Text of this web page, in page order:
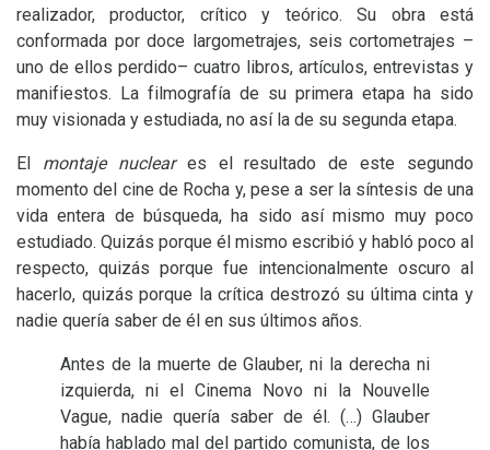
realizador, productor, crítico y teórico. Su obra está
conformada por doce largometrajes, seis cortometrajes –
uno de ellos perdido– cuatro libros, artículos, entrevistas y
manifiestos. La filmografía de su primera etapa ha sido
muy visionada y estudiada, no así la de su segunda etapa.
El montaje nuclear es el resultado de este segundo
momento del cine de Rocha y, pese a ser la síntesis de una
vida entera de búsqueda, ha sido así mismo muy poco
estudiado. Quizás porque él mismo escribió y habló poco al
respecto, quizás porque fue intencionalmente oscuro al
hacerlo, quizás porque la crítica destrozó su última cinta y
nadie quería saber de él en sus últimos años.
Antes de la muerte de Glauber, ni la derecha ni
izquierda, ni el Cinema Novo ni la Nouvelle
Vague, nadie quería saber de él. (…) Glauber
había hablado mal del partido comunista, de los